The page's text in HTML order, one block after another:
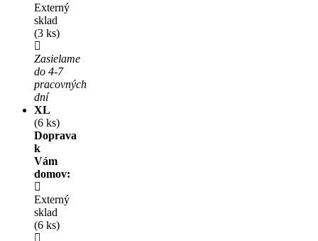
Externý
sklad
(3 ks)
Zasielame
do 4-7
pracovných
dní
XL
(6 ks)
Doprava
k
Vám
domov:
Externý
sklad
(6 ks)